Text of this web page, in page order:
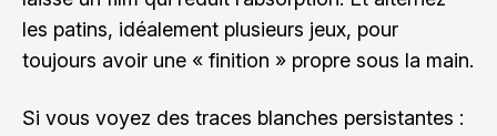
les patins, idéalement plusieurs jeux, pour
toujours avoir une « finition » propre sous la main.
Si vous voyez des traces blanches persistantes :